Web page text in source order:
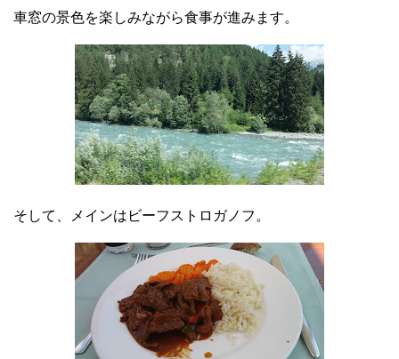
車窓の景色を楽しみながら食事が進みます。
そして、メインはビーフストロガノフ。